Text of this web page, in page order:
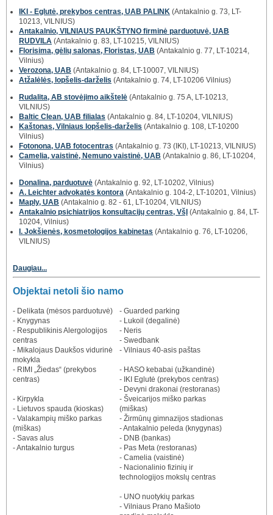
IKI - Eglutė, prekybos centras, UAB PALINK (Antakalnio g. 73, LT-
10213, VILNIUS)
Antakalnio, VILNIAUS PAUKŠTYNO firminė parduotuvė, UAB
RUDVILA (Antakalnio g. 83, LT-10215, VILNIUS)
Florisima, gėlių salonas, Floristas, UAB (Antakalnio g. 77, LT-10214,
Vilnius)
Verozona, UAB (Antakalnio g. 84, LT-10007, VILNIUS)
Atžalėlės, lopšelis-darželis (Antakalnio g. 74, LT-10206 Vilnius)
Rudalita, AB stovėjimo aikštelė (Antakalnio g. 75 A, LT-10213,
VILNIUS)
Baltic Clean, UAB filialas (Antakalnio g. 84, LT-10204, VILNIUS)
Kaštonas, Vilniaus lopšelis-darželis (Antakalnio g. 108, LT-10200
Vilnius)
Fotonona, UAB fotocentras (Antakalnio g. 73 (IKI), LT-10213, VILNIUS)
Camelia, vaistinė, Nemuno vaistinė, UAB (Antakalnio g. 86, LT-10204,
Vilnius)
Donalina, parduotuvė (Antakalnio g. 92, LT-10202, Vilnius)
A. Leichter advokatės kontora (Antakalnio g. 104-2, LT-10201, Vilnius)
Maply, UAB (Antakalnio g. 82 - 61, LT-10204, VILNIUS)
Antakalnio psichiatrijos konsultacijų centras, VšĮ (Antakalnio g. 84, LT-
10204, Vilnius)
I. Jokšienės, kosmetologijos kabinetas (Antakalnio g. 76, LT-10206,
VILNIUS)
Daugiau...
Objektai netoli šio namo
- Delikata (mėsos parduotuvė)
- Knygynas
- Respublikinis Alergologijos
centras
- Mikalojaus Daukšos vidurinė
mokykla
- RIMI „Žiedas“ (prekybos
centras)
- Kirpykla
- Lietuvos spauda (kioskas)
- Valakampių miško parkas
(miškas)
- Savas alus
- Antakalnio turgus
- Guarded parking
- Lukoil (degalinė)
- Neris
- Swedbank
- Vilniaus 40-asis paštas
- HASO kebabai (užkandinė)
- IKI Eglutė (prekybos centras)
- Devyni drakonai (restoranas)
- Šveicarijos miško parkas
(miškas)
- Žirmūnų gimnazijos stadionas
- Antakalnio peleda (knygynas)
- DNB (bankas)
- Pas Meta (restoranas)
- Camelia (vaistinė)
- Nacionalinio fizinių ir
technologijos mokslų centras
- UNO nuotykių parkas
- Vilniaus Prano Mašioto